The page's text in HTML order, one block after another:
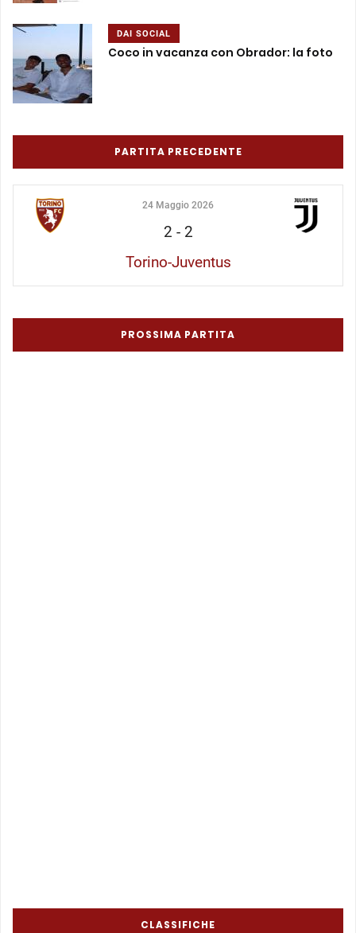
DAI SOCIAL
Coco in vacanza con Obrador: la foto
PARTITA PRECEDENTE
24 Maggio 2026
2 - 2
Torino-Juventus
PROSSIMA PARTITA
CLASSIFICHE